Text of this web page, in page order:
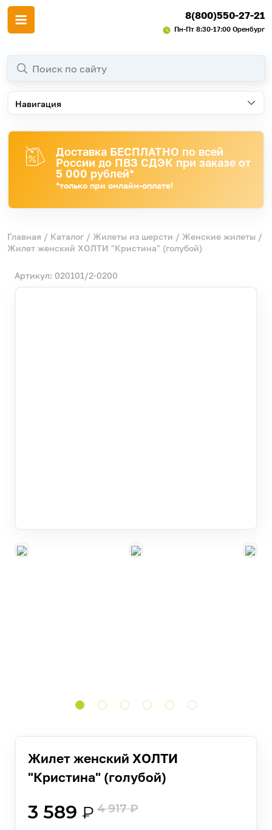
8(800)550-27-21
Пн-Пт 8:30-17:00 Оренбург
Навигация
Доставка БЕСПЛАТНО по всей
России до ПВЗ СДЭК при заказе от
5 000 рублей*
*только при онлайн-оплате!
Главная / Каталог / Жилеты из шерсти / Женские жилеты /
Жилет женский ХОЛТИ "Кристина" (голубой)
Артикул: 020101/2-0200
Жилет женский ХОЛТИ
"Кристина" (голубой)
3 589 ₽ 4 917₽